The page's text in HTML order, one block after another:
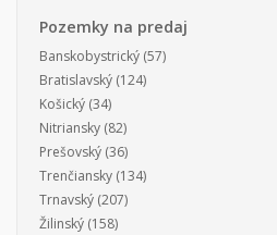
Pozemky na predaj
Banskobystrický (57)
Bratislavský (124)
Košický (34)
Nitriansky (82)
Prešovský (36)
Trenčiansky (134)
Trnavský (207)
Žilinský (158)